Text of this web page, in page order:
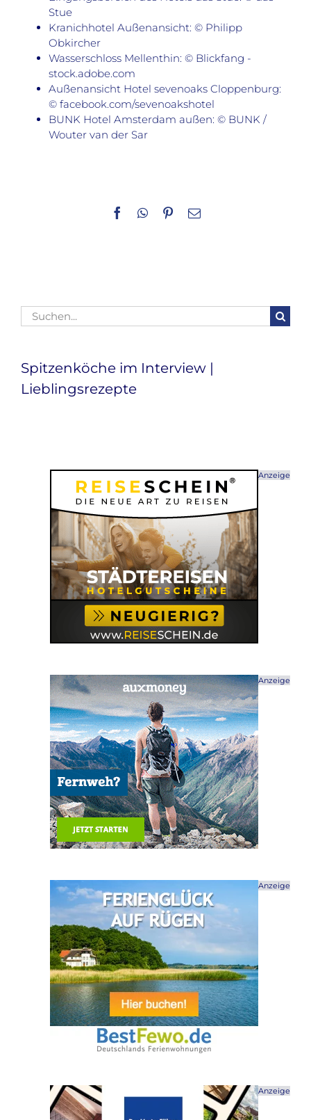
Stue
Kranichhotel Außenansicht: © Philipp
Obkircher
Wasserschloss Mellenthin: © Blickfang -
stock.adobe.com
Außenansicht Hotel sevenoaks Cloppenburg:
© facebook.com/sevenoakshotel
BUNK Hotel Amsterdam außen: © BUNK /
Wouter van der Sar
Facebook
WhatsApp
Pinterest
E-
Suche
nach:
Spitzenköche im Interview |
Lieblingsrezepte
Anzeige
Anzeige
Anzeige
Anzeige